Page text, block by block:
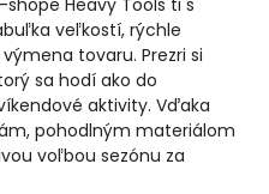
veľkostí, rýchle
tovaru. Prezri si
sa hodí ako do
aktivity. Vďaka
pohodlným materiálom
voľbou sezónu za